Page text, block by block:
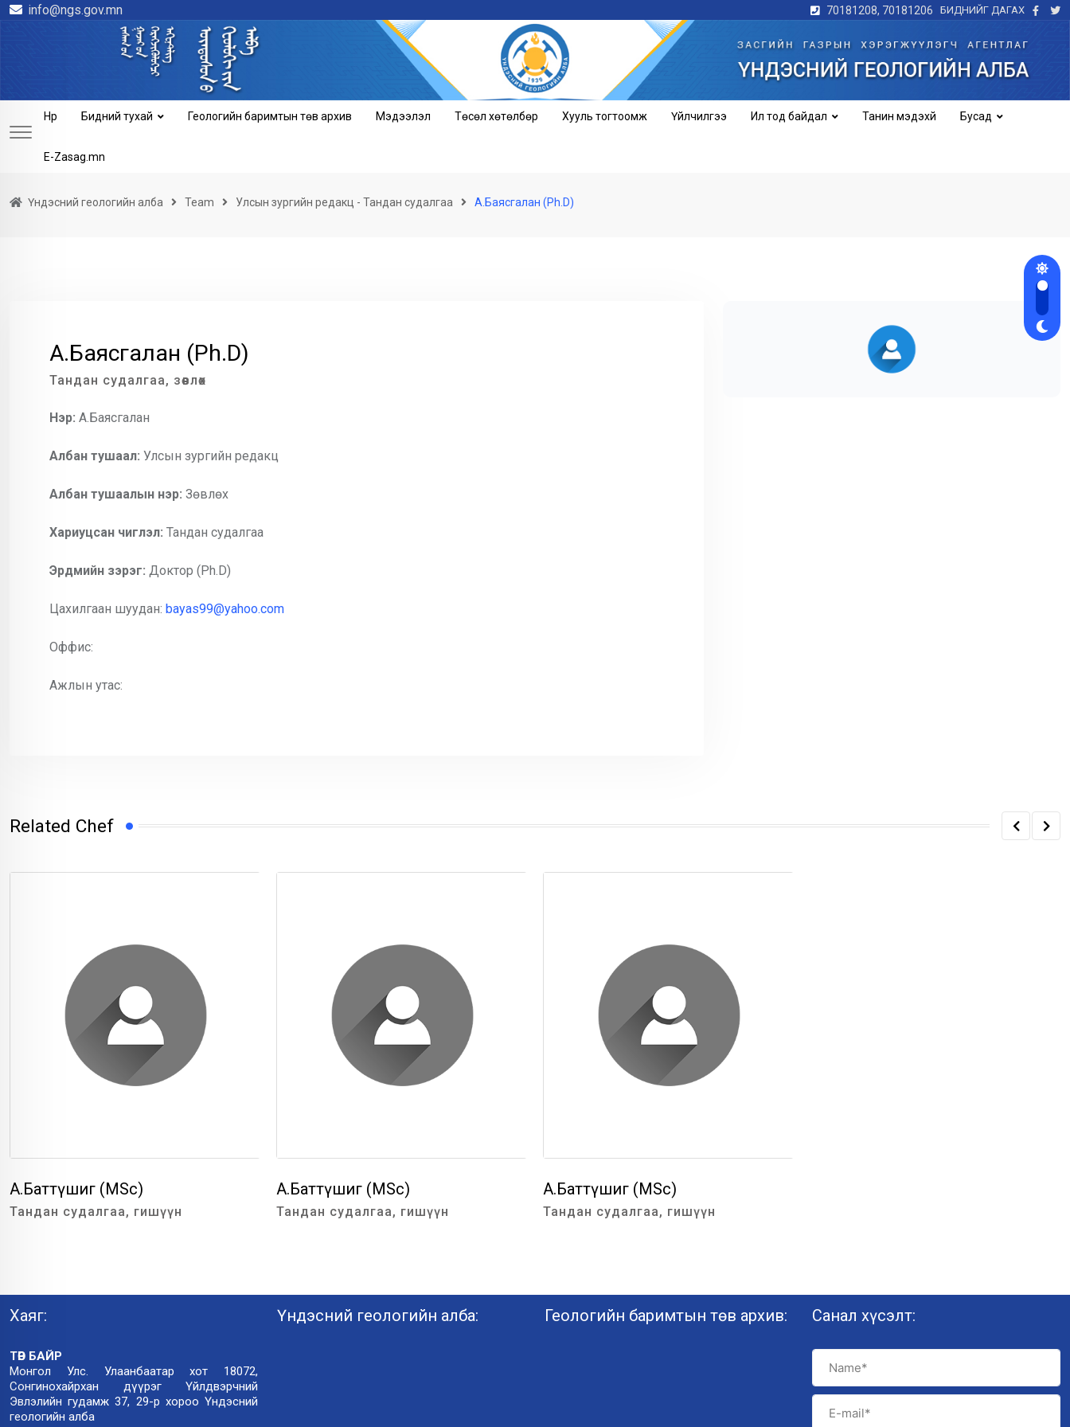
Skip info@ngs.gov.mn 70181208, 70181206 БИДНИЙГ ДАГАХ
Нүүр Бидний тухай Геологийн баримтын төв архив Мэдээлэл Төсөл хөтөлбөр Хууль тогтоомж Үйлчилгээ Ил тод байдал Танин мэдэхүй Бусад
E-Zasag.mn
Үндэсний геологийн алба Team Улсын зургийн редакц - Тандан судалгаа А.Баясгалан (Ph.D)
А.Баясгалан (Ph.D)
Тандан судалгаа, зөвлөх
Нэр: А.Баясгалан
Албан тушаал: Улсын зургийн редакц
Албан тушаалын нэр: Зөвлөх
Хариуцсан чиглэл: Тандан судалгаа
Эрдмийн зэрэг: Доктор (Ph.D)
Цахилгаан шуудан: bayas99@yahoo.com
Оффис:
Ажлын утас:
Related Chef
А.Баттүшиг (MSc)
Тандан судалгаа, гишүүн
А.Баттүшиг (MSc)
Тандан судалгаа, гишүүн
А.Баттүшиг (MSc)
Тандан судалгаа, гишүүн
Хаяг:
ТӨВ БАЙР
Монгол Улс. Улаанбаатар хот 18072,
Сонгинохайрхан дүүрэг Үйлдвэрчний
Эвлэлийн гудамж 37, 29-р хороо Үндэсний
геологийн алба
Үндэсний геологийн алба: Геологийн баримтын төв архив: Санал хүсэлт: